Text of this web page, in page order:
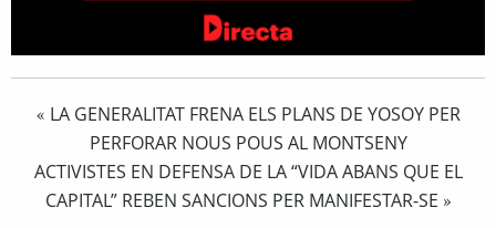
« LA GENERALITAT FRENA ELS PLANS DE YOSOY PER
PERFORAR NOUS POUS AL MONTSENY
ACTIVISTES EN DEFENSA DE LA “VIDA ABANS QUE EL
CAPITAL” REBEN SANCIONS PER MANIFESTAR-SE »